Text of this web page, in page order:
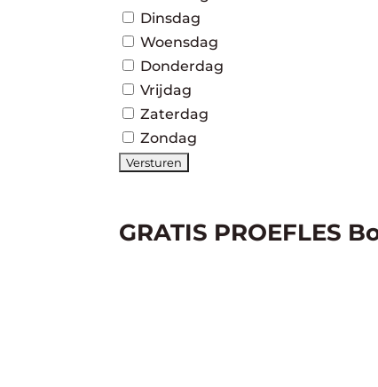
Dinsdag
Woensdag
Donderdag
Vrijdag
Zaterdag
Zondag
GRATIS PROEFLES